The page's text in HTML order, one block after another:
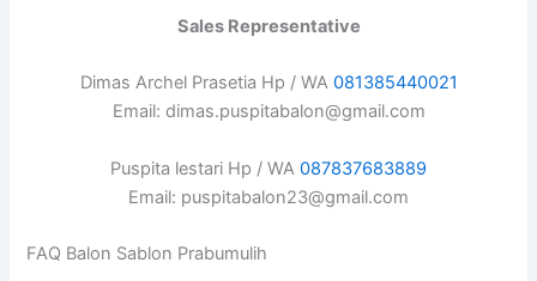
Sales Representative
Dimas Archel Prasetia Hp / WA 081385440021
Email: dimas.puspitabalon@gmail.com
Puspita lestari Hp / WA 087837683889
Email: puspitabalon23@gmail.com
FAQ Balon Sablon Prabumulih